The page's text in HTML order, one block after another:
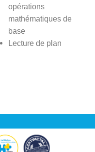
opérations
mathématiques de
base
Lecture de plan